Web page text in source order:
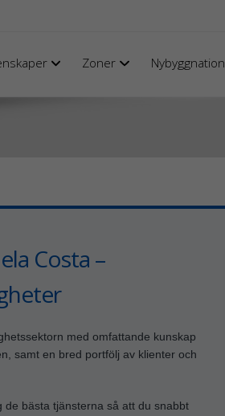
Zoner Nybyggnation
Costa –
med omfattande kunskap
samt en bred portfölj av klienter och
bästa tjänsterna så att du snabbt